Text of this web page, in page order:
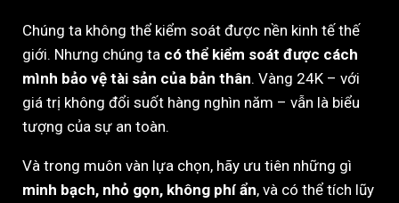
Chúng ta không thể kiểm soát được nền kinh tế thế
giới. Nhưng chúng ta có thể kiểm soát được cách
mình bảo vệ tài sản của bản thân. Vàng 24K – với
giá trị không đổi suốt hàng nghìn năm – vẫn là biểu
tượng của sự an toàn.
Và trong muôn vàn lựa chọn, hãy ưu tiên những gì
minh bạch, nhỏ gọn, không phí ẩn, và có thể tích lũy